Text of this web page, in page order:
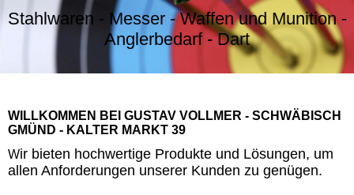
Stahlwaren - Messer - Waffen und Munition -
Anglerbedarf - Dart
WILLKOMMEN BEI GUSTAV VOLLMER - SCHWÄBISCH
GMÜND - KALTER MARKT 39
Wir bieten hochwertige Produkte und Lösungen, um
allen Anforderungen unserer Kunden zu genügen.